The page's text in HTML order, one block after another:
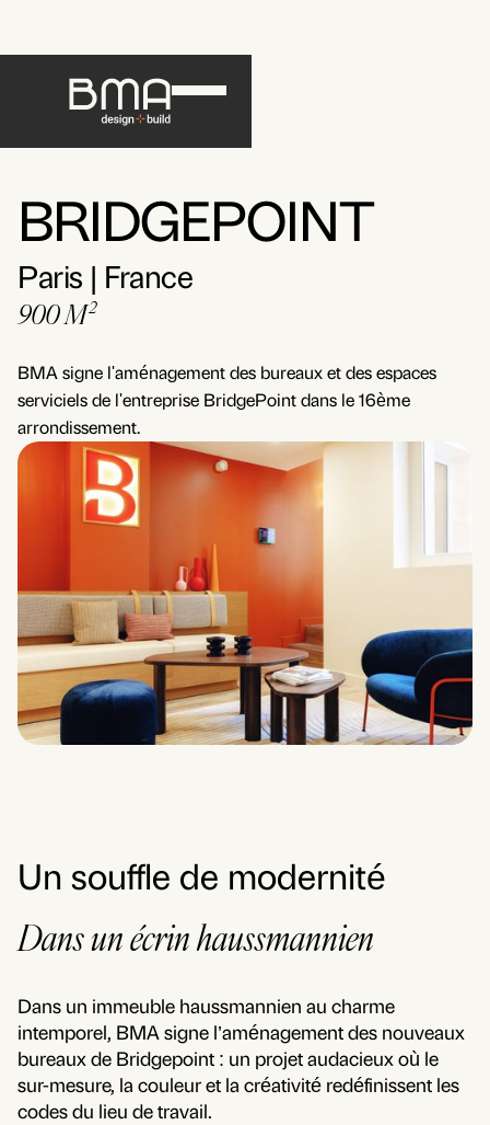
BRIDGEPOINT
Paris | France
900 M²
BMA signe l'aménagement des bureaux et des espaces
serviciels de l'entreprise BridgePoint dans le 16ème
arrondissement.
Un souffle de modernité
Dans un écrin haussmannien
Dans un immeuble haussmannien au charme
intemporel, BMA signe l’aménagement des nouveaux
bureaux de Bridgepoint : un projet audacieux où le
sur-mesure, la couleur et la créativité redéfinissent les
codes du lieu de travail.